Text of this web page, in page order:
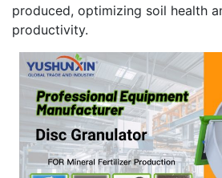
produced, optimizing soil health
productivity.